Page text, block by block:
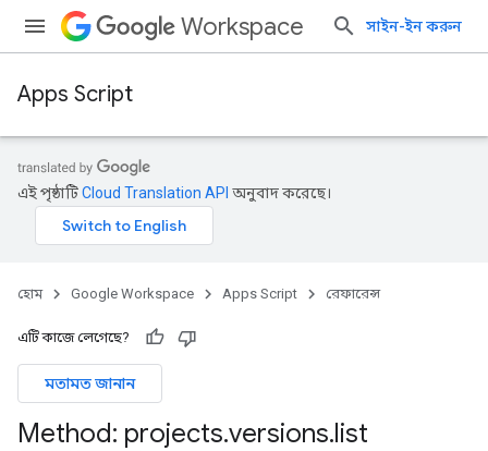
Workspace সাইন-ইন করুন
Apps Script
এই পৃষ্ঠাটিCloud Translation API অনুবাদ করেছে।
হোম Google Workspace Apps Script রেফারেন্স
এটি কাজে লেগেছে?
মতামত জানান
Method: projects.versions.list